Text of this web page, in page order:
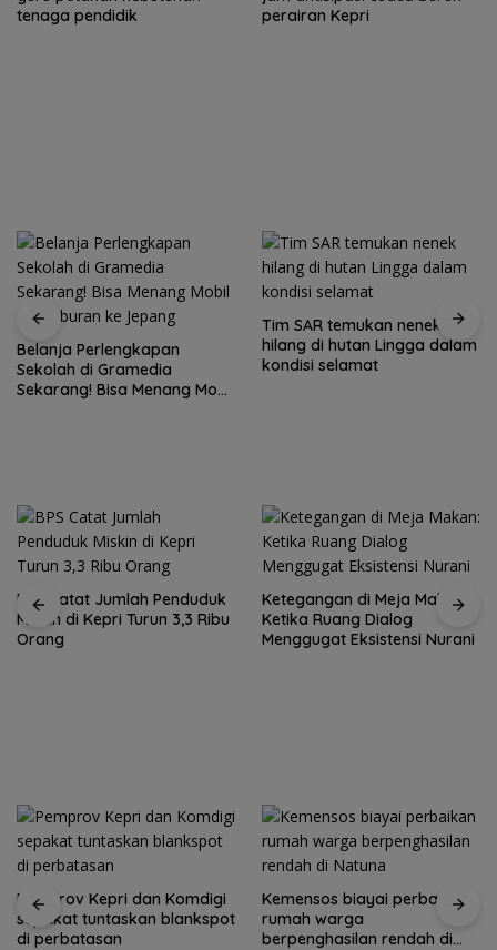
tenaga pendidik
perairan Kepri
Belanja Perlengkapan
Sekolah di Gramedia
Sekarang! Bisa Menang Mobil
Tim SAR temukan nenek
hilang di hutan Lingga dalam
kondisi selamat
BPS Catat Jumlah Penduduk
Miskin di Kepri Turun 3,3 Ribu
Orang
Ketegangan di Meja Makan:
Ketika Ruang Dialog
Menggugat Eksistensi Nurani
Pemprov Kepri dan Komdigi
sepakat tuntaskan blankspot
di perbatasan
Kemensos biayai perbaikan
rumah warga
berpenghasilan rendah di